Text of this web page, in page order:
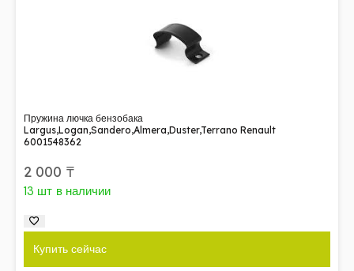
Пружина лючка бензобака
Largus,Logan,Sandero,Almera,Duster,Terrano Renault
6001548362
2 000 ₸
13 шт в наличии
Купить сейчас